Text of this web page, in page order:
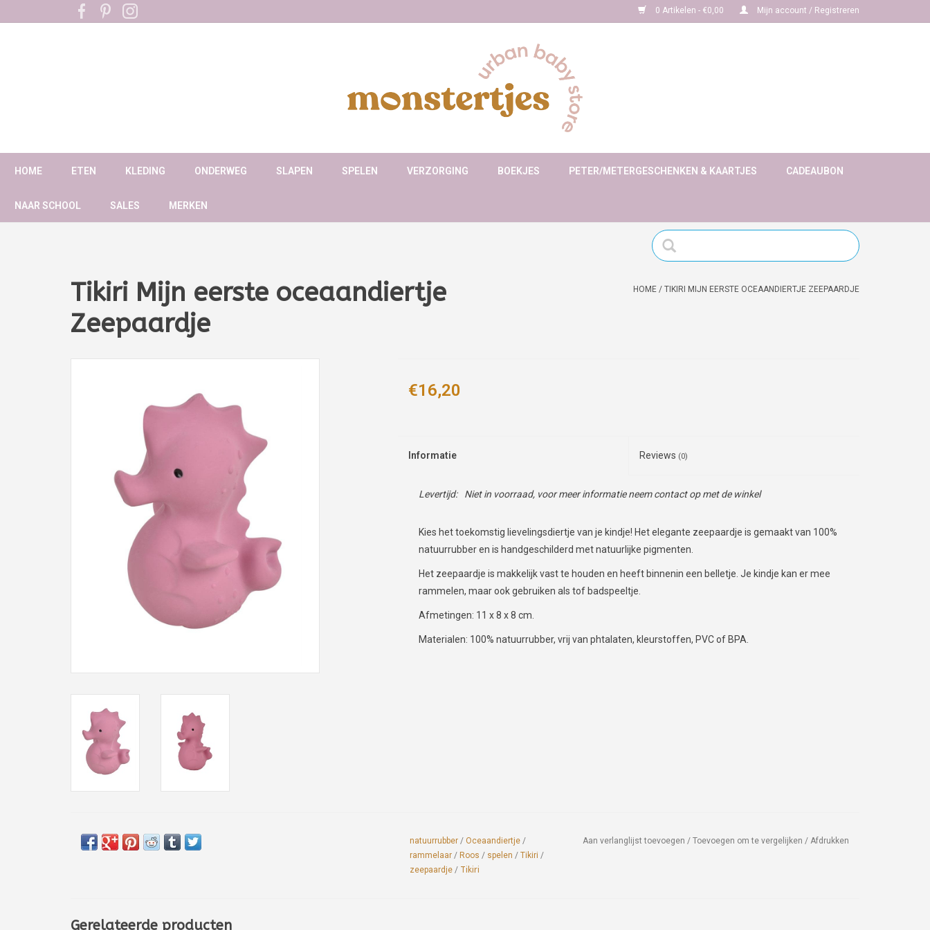
0 Artikelen - €0,00 Mijn account / Registreren
HOME ETEN KLEDING ONDERWEG SLAPEN SPELEN VERZORGING BOEKJES PETER/METERGESCHENKEN & KAARTJES CADEAUBON
NAAR SCHOOL SALES MERKEN
Tikiri Mijn eerste oceaandiertje
Zeepaardje
HOME / TIKIRI MIJN EERSTE OCEAANDIERTJE ZEEPAARDJE
€16,20
Informatie Reviews (0)
Levertijd: Niet in voorraad, voor meer informatie neem contact op met de winkel
Kies het toekomstig lievelingsdiertje van je kindje! Het elegante zeepaardje is gemaakt van 100%
natuurrubber en is handgeschilderd met natuurlijke pigmenten.
Het zeepaardje is makkelijk vast te houden en heeft binnenin een belletje. Je kindje kan er mee
rammelen, maar ook gebruiken als tof badspeeltje.
Afmetingen: 11 x 8 x 8 cm.
Materialen: 100% natuurrubber, vrij van phtalaten, kleurstoffen, PVC of BPA.
natuurrubber / Oceaandiertje /
rammelaar / Roos / spelen / Tikiri /
zeepaardje / Tikiri
Aan verlanglijst toevoegen / Toevoegen om te vergelijken / Afdrukken
Gerelateerde producten